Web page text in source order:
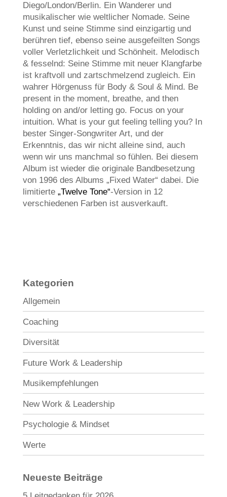
Diego/London/Berlin. Ein Wanderer und
musikalischer wie weltlicher Nomade. Seine
Kunst und seine Stimme sind einzigartig und
berühren tief, ebenso seine ausgefeilten Songs
voller Verletzlichkeit und Schönheit. Melodisch
& fesselnd: Seine Stimme mit neuer Klangfarbe
ist kraftvoll und zartschmelzend zugleich. Ein
wahrer Hörgenuss für Body & Soul & Mind. Be
present in the moment, breathe, and then
holding on and/or letting go. Focus on your
intuition. What is your gut feeling telling you? In
bester Singer-Songwriter Art, und der
Erkenntnis, das wir nicht alleine sind, auch
wenn wir uns manchmal so fühlen. Bei diesem
Album ist wieder die originale Bandbesetzung
von 1996 des Albums „Fixed Water“ dabei. Die
limitierte „Twelve Tone“-Version in 12
verschiedenen Farben ist ausverkauft.
Kategorien
Allgemein
Coaching
Diversität
Future Work & Leadership
Musikempfehlungen
New Work & Leadership
Psychologie & Mindset
Werte
Neueste Beiträge